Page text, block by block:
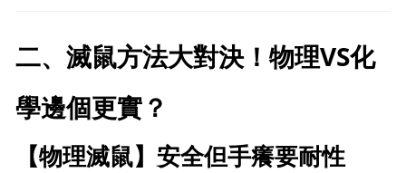
二、滅鼠方法大對決！物理VS化
學邊個更實？
【物理滅鼠】安全但手癢要耐性